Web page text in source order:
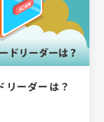
ーダーは？